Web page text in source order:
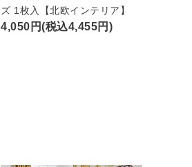
ズ 1枚入【北欧インテリア】
4,050円(税込4,455円)